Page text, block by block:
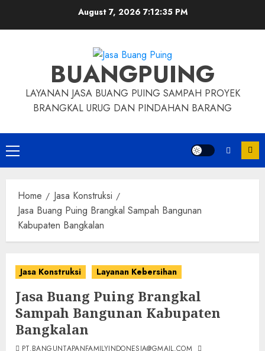
August 7, 2026 7:12:36 PM
BUANGPUING
LAYANAN JASA BUANG PUING SAMPAH PROYEK
BRANGKAL URUG DAN PINDAHAN BARANG
Primary
Menu
Home
Jasa Konstruksi
Jasa Buang Puing Brangkal Sampah Bangunan
Kabupaten Bangkalan
Jasa Konstruksi Layanan Kebersihan
Jasa Buang Puing Brangkal
Sampah Bangunan Kabupaten
Bangkalan
PT.BANGUNTAPANFAMILYINDONESIA@GMAIL.COM